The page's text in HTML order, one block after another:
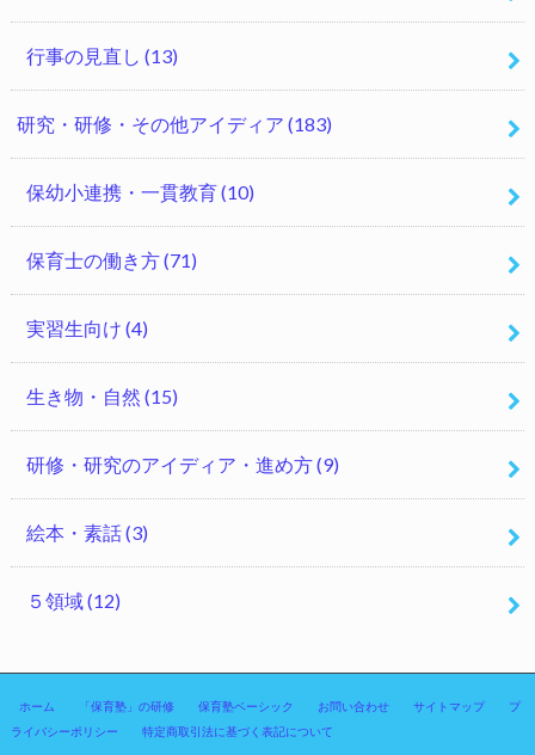
行事の見直し (13)
研究・研修・その他アイディア (183)
保幼小連携・一貫教育(10)
保育士の働き方(71)
実習生向け (4)
生き物・自然 (15)
研修・研究のアイディア・進め方(9)
絵本・素話(3)
５領域(12)
ホーム 「保育塾」の研修 保育塾ベーシック お問い合わせ サイトマップ
プ
ライバシーポリシー
特定商取引法に基づく表記について